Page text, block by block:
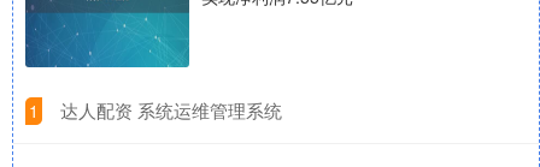
1 ​达人配资 系统运维管理系统